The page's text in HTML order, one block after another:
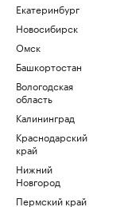
Екатеринбург
Новосибирск
Омск
Башкортостан
Вологодская
область
Калининград
Краснодарский
край
Нижний
Новгород
Пермский край